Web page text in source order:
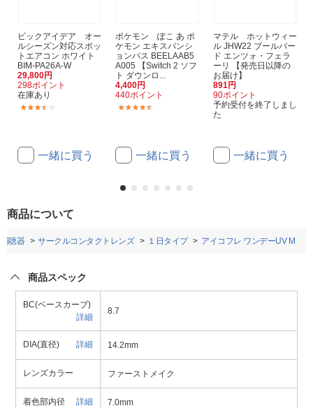
ビックアイデア オー
ルシーズン対応スポッ
トエアコン ホワイト
BIM-PA26A-W
29,800円
298ポイント
在庫あり
一緒に買う
ポケモン ぽこ あ ポ
ケモン エキスパンシ
ョンパス BEELAAB5
A005 【Switch 2 ソフ
ト ダウンロ...
4,400円
440ポイント
一緒に買う
マテル ホットウィー
ル JHW22 ブールバー
ド エンツォ・フェラ
ーリ 【発売日以降の
お届け】
891円
90ポイント
予約受付を終了しまし
た
一緒に買う
商品について
聴器 サークルコンタクトレンズ １日タイプ アイコフレ ワンデーUV M
商品スペック
BC(ベースカーブ)
詳細
8.7
DIA(直径) 詳細 14.2mm
レンズカラー ファーストメイク
着色部内径 詳細 7.0mm